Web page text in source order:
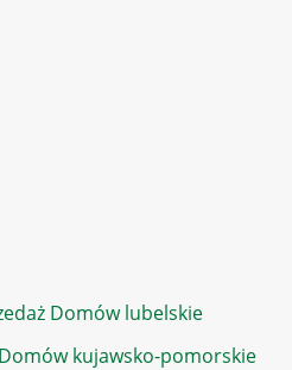
Domów lubelskie
kujawsko-pomorskie